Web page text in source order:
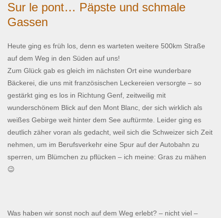
Sur le pont… Päpste und schmale
Gassen
Heute ging es früh los, denn es warteten weitere 500km Straße
auf dem Weg in den Süden auf uns!
Zum Glück gab es gleich im nächsten Ort eine wunderbare
Bäckerei, die uns mit französischen Leckereien versorgte – so
gestärkt ging es los in Richtung Genf, zeitweilig mit
wunderschönem Blick auf den Mont Blanc, der sich wirklich als
weißes Gebirge weit hinter dem See auftürmte. Leider ging es
deutlich zäher voran als gedacht, weil sich die Schweizer sich Zeit
nehmen, um im Berufsverkehr eine Spur auf der Autobahn zu
sperren, um Blümchen zu pflücken – ich meine: Gras zu mähen
😉
Was haben wir sonst noch auf dem Weg erlebt? – nicht viel –